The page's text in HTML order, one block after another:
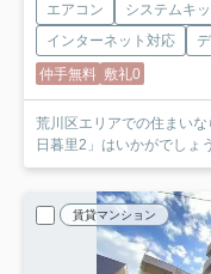
エアコン システムキ
インターネット対応
仲手無料 敷礼0
荒川区エリアでの住まい
日暮里2」はいかがでしょ
賃貸マンション